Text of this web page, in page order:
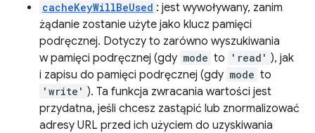
cacheKeyWillBeUsed : jest wywoływany, zanim
żądanie zostanie użyte jako klucz pamięci
podręcznej. Dotyczy to zarówno wyszukiwania
w pamięci podręcznej (gdy mode to 'read' ), jak
i zapisu do pamięci podręcznej (gdy mode to
'write' ). Ta funkcja zwracania wartości jest
przydatna, jeśli chcesz zastąpić lub znormalizować
adresy URL przed ich użyciem do uzyskiwania